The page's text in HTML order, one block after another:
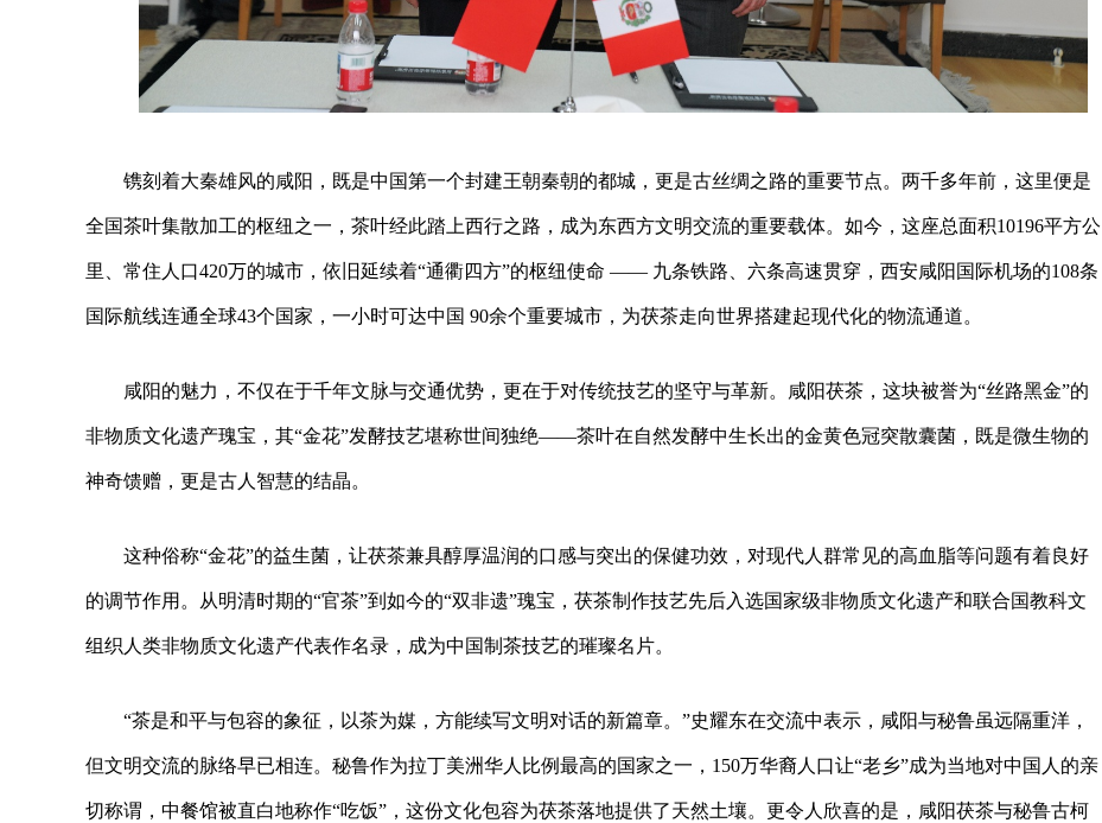
镌刻着大秦雄风的咸阳，既是中国第一个封建王朝秦朝的都城，更是古丝绸之路的重要节点。两千多年前，这里便是
全国茶叶集散加工的枢纽之一，茶叶经此踏上西行之路，成为东西方文明交流的重要载体。如今，这座总面积10196平方公
里、常住人口420万的城市，依旧延续着“通衢四方”的枢纽使命 —— 九条铁路、六条高速贯穿，西安咸阳国际机场的108条
国际航线连通全球43个国家，一小时可达中国 90余个重要城市，为茯茶走向世界搭建起现代化的物流通道。
咸阳的魅力，不仅在于千年文脉与交通优势，更在于对传统技艺的坚守与革新。咸阳茯茶，这块被誉为“丝路黑金”的
非物质文化遗产瑰宝，其“金花”发酵技艺堪称世间独绝——茶叶在自然发酵中生长出的金黄色冠突散囊菌，既是微生物的
神奇馈赠，更是古人智慧的结晶。
这种俗称“金花”的益生菌，让茯茶兼具醇厚温润的口感与突出的保健功效，对现代人群常见的高血脂等问题有着良好
的调节作用。从明清时期的“官茶”到如今的“双非遗”瑰宝，茯茶制作技艺先后入选国家级非物质文化遗产和联合国教科文
组织人类非物质文化遗产代表作名录，成为中国制茶技艺的璀璨名片。
“茶是和平与包容的象征，以茶为媒，方能续写文明对话的新篇章。”史耀东在交流中表示，咸阳与秘鲁虽远隔重洋，
但文明交流的脉络早已相连。秘鲁作为拉丁美洲华人比例最高的国家之一，150万华裔人口让“老乡”成为当地对中国人的亲
切称谓，中餐馆被直白地称作“吃饭”，这份文化包容为茯茶落地提供了天然土壤。更令人欣喜的是，咸阳茯茶与秘鲁古柯